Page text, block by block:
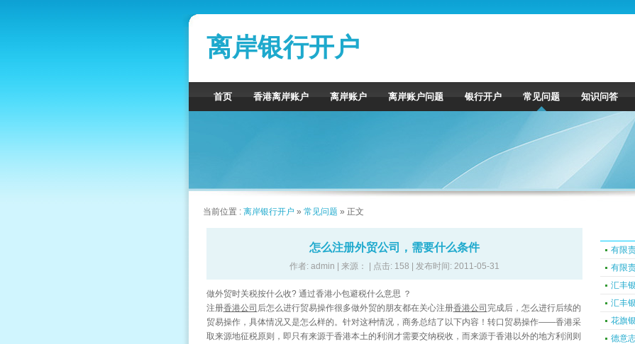
离岸银行开户
首页 香港离岸账户 离岸账户 离岸账户问题 银行开户 常见问题 知识问答
当前位置 : 离岸银行开户 » 常见问题 » 正文
怎么注册外贸公司，需要什么条件
作者: admin | 来源： | 点击: 158 | 发布时间: 2011-05-31
做外贸时关税按什么收? 通过香港小包避税什么意思 ？
注册香港公司 后怎么进行贸易操作很多做外贸的朋友都在关心注册香港公司 完成后，怎么进行后续的
贸易操作，具体情况又是怎么样的。针对这种情况，商务总结了以下内容！转口贸易操作——香港采
取来源地征税原则，即只有来源于香港本土的利润才需要交纳税收，而来源于香港以外的地方利润则
有限
有限
汇丰
汇丰
花旗
德意